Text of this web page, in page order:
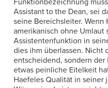
Assistant to the Dean, sei
seine Bereichsleiter. Wenn
amerikanisch ohne Umlaut
Assistentenfunktion in
dies ihm überlassen. Nicht
entscheidend, sondern der
etwas peinliche Eitelkeit
Haefeles Qualität in seiner